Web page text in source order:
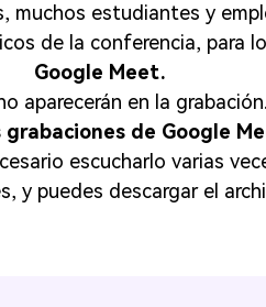
muchos estudiantes y
de la conferencia, para
Google Meet.󠀲󠀡󠀡󠀤󠀤󠀣󠀡󠀠󠀢󠀳󠀰
aparecerán en la
de Google
escucharlo varias
y puedes descargar el